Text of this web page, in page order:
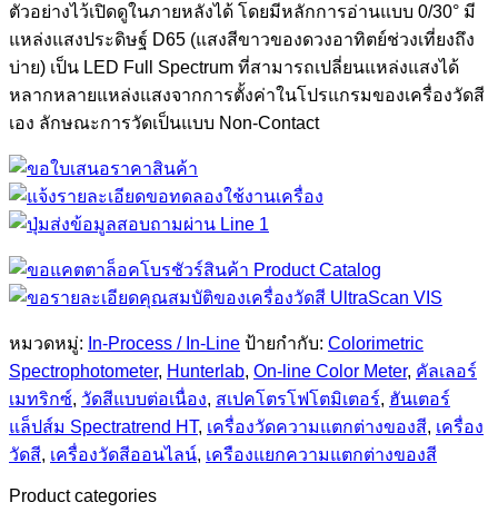
ตัวอย่างไว้เปิดดูในภายหลังได้ โดยมีหลักการอ่านแบบ 0/30° มี
แหล่งแสงประดิษฐ์ D65 (แสงสีขาวของดวงอาทิตย์ช่วงเที่ยงถึง
บ่าย) เป็น LED Full Spectrum ที่สามารถเปลี่ยนแหล่งแสงได้
หลากหลายแหล่งแสงจากการตั้งค่าในโปรแกรมของเครื่องวัดสี
เอง ลักษณะการวัดเป็นแบบ Non-Contact
หมวดหมู่: In-Process / In-Line ป้ายกำกับ: Colorimetric
Spectrophotometer, Hunterlab, On-line Color Meter, คัลเลอร์
เมทริกซ์, วัดสีแบบต่อเนื่อง, สเปคโตรโฟโตมิเตอร์, ฮันเตอร์
แล็ปส์ม Spectratrend HT, เครื่องวัดความแตกต่างของสี, เครื่อง
วัดสี, เครื่องวัดสีออนไลน์, เครืองแยกความแตกต่างของสี
Product categories